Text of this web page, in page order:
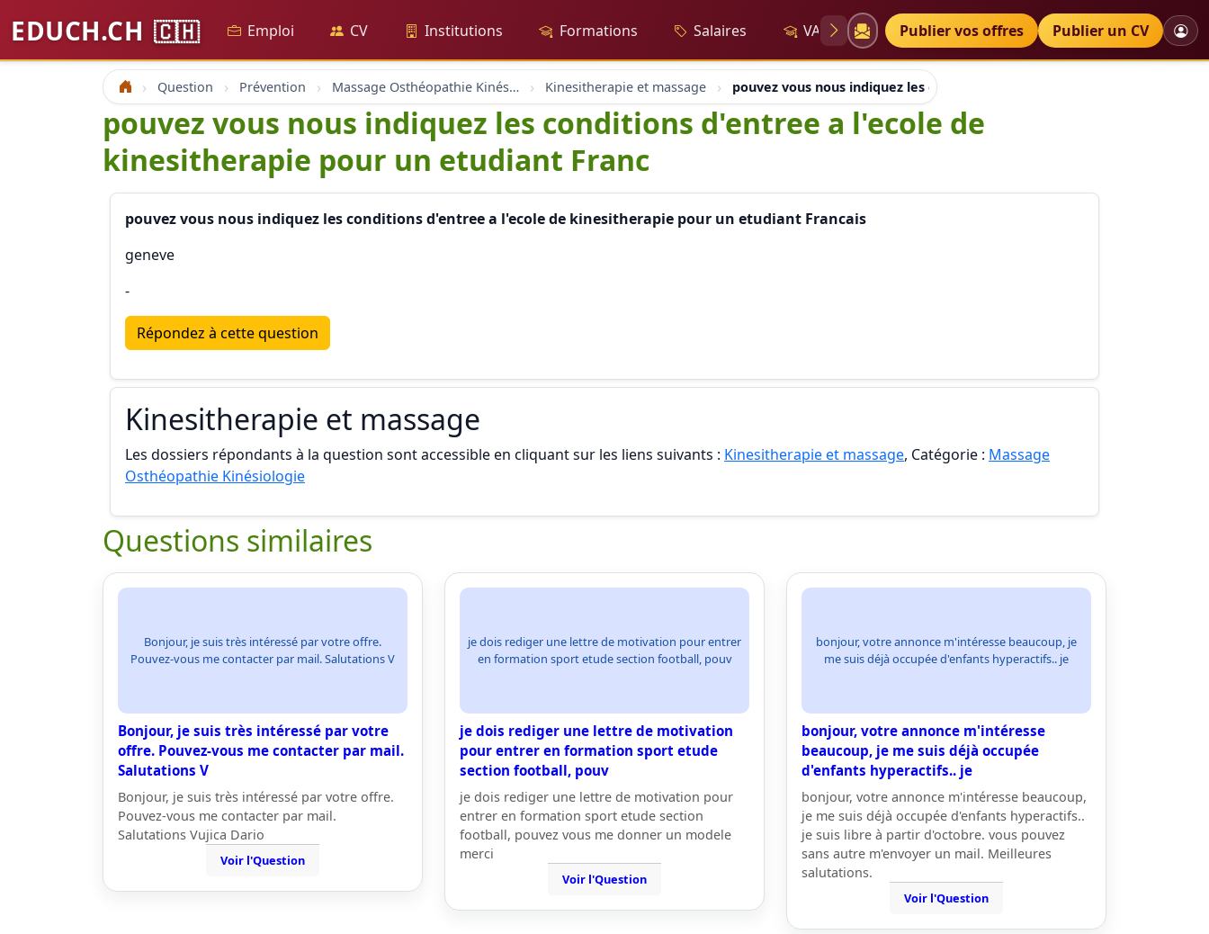
EDUCH.CH 🇨🇭 Emploi CV Institutions Formations Salaires VAE Diplômes Petites annonces
Publier vos offres Publier un CV
Accueil Question Prévention Massage Osthéopathie Kinésiologie Kinesitherapie et massage pouvez vous nous indiquez les conditions d'entree a l'ecole de
pouvez vous nous indiquez les conditions d'entree a l'ecole de
kinesitherapie pour un etudiant Franc
pouvez vous nous indiquez les conditions d'entree a l'ecole de kinesitherapie pour un etudiant Francais
geneve
-
Répondez à cette question
Kinesitherapie et massage
Les dossiers répondants à la question sont accessible en cliquant sur les liens suivants : Kinesitherapie et massage, Catégorie : Massage
Osthéopathie Kinésiologie
Questions similaires
Bonjour, je suis très intéressé par votre offre.
Pouvez-vous me contacter par mail. Salutations V
Bonjour, je suis très intéressé par votre
offre. Pouvez-vous me contacter par mail.
Salutations V
Bonjour, je suis très intéressé par votre offre.
Pouvez-vous me contacter par mail.
Salutations Vujica Dario
Voir l'Question
je dois rediger une lettre de motivation pour entrer
en formation sport etude section football, pouv
je dois rediger une lettre de motivation
pour entrer en formation sport etude
section football, pouv
je dois rediger une lettre de motivation pour
entrer en formation sport etude section
football, pouvez vous me donner un modele
merci
Voir l'Question
bonjour, votre annonce m'intéresse beaucoup, je
me suis déjà occupée d'enfants hyperactifs.. je
bonjour, votre annonce m'intéresse
beaucoup, je me suis déjà occupée
d'enfants hyperactifs.. je
bonjour, votre annonce m'intéresse beaucoup,
je me suis déjà occupée d'enfants hyperactifs..
je suis libre à partir d'octobre. vous pouvez
sans autre m'envoyer un mail. Meilleures
salutations.
Voir l'Question